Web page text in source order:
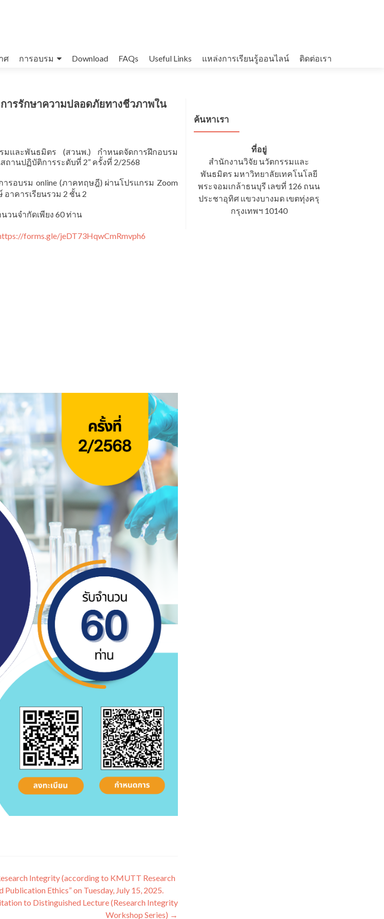
ศ การอบรม Download FAQs Useful Links แหล่งการเรียนรู้ออนไลน์ ติดต่อเรา
รรักษาความปลอดภัยทางชีวภาพใน
มและพันธมิตร (สวนพ.) กำหนดจัดการฝึกอบรม
านปฏิบัติการระดับที่ 2” ครั้งที่ 2/2568
ารอบรม online (ภาคทฤษฎี) ผ่านโปรแกรม Zoom
าคารเรียนรวม 2 ชั้น 2
วนจำกัดเพียง 60 ท่าน
forms.gle/jeDT73HqwCmRmvph6
Integrity (according to KMUTT Research
Ethics” on Tuesday, July 15, 2025.
to Distinguished Lecture (Research Integrity
Workshop Series) →
ค้นหาเรา
ที่อยู่
สำนักงานวิจัย นวัตกรรมและ
พันธมิตร มหาวิทยาลัยเทคโนโลยี
พระจอมเกล้าธนบุรี เลขที่ 126 ถนน
ประชาอุทิศ แขวงบางมด เขตทุ่งครุ
กรุงเทพฯ 10140